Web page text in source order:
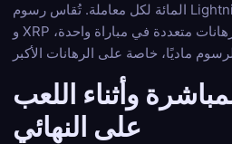
المائة لكل معاملة. تُقاس رسوم Lightning بالساتوشي. رسوم SOL
و XRP هي أجزاء من السنت. عبر رهانات متعددة في مباراة واحدة،
وأثناء اللعب
على النهائي